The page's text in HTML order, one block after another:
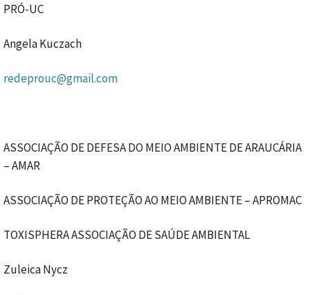
PRÓ-UC
Angela Kuczach
redeprouc@gmail.com
ASSOCIAÇÃO DE DEFESA DO MEIO AMBIENTE DE ARAUCÁRIA
– AMAR
ASSOCIAÇÃO DE PROTEÇÃO AO MEIO AMBIENTE – APROMAC
TOXISPHERA ASSOCIAÇÃO DE SAÚDE AMBIENTAL
Zuleica Nycz